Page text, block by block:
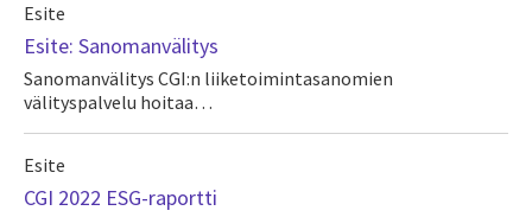
Esite
Esite: Sanomanvälitys
Sanomanvälitys CGI:n liiketoimintasanomien
välityspalvelu hoitaa…
Esite
CGI 2022 ESG-raportti